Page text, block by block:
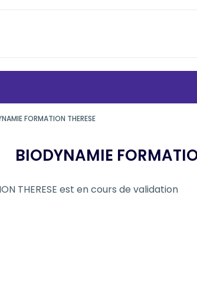
FORMATION THERESE
BIODYNAMIE
THERESEest en cours de validation